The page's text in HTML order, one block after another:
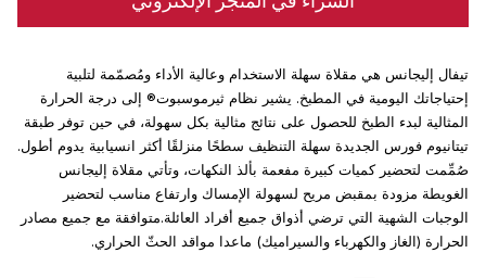
تيفال إليجانس هي مقلاة سهلة الاستخدام وعالية الأداء ومُصمّمة لتلبية
إحتياجاتك اليومية في المطبخ. يشير نظام ثيرموسبوت® إلى درجة الحرارة
المثالية لبدء الطبخ للحصول على نتائج مثالية بكل سهولة، في حين توفر طبقة
تيتانيوم فورس الجديدة سهلة التنظيف سطحًا منزلقًا أكثر انسيابية يدوم أطول.
صُمِّمت لتحضير كميات كبيرة مفعمة بألذ النكهات، وتأتي مقلاة إليجانس
الغويطة مزودة بمقبض مريح لسهولة الإمساك وارتفاع مناسب لتحضير
الوجبات الشهية التي ترضي أذواق جميع أفراد العائلة.متوافقة مع جميع مصادر
الحرارة (الغاز والكهرباء والسيراميك) ماعدا مواقد الحثّ الحراري.